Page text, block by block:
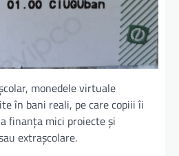
monedele virtuale
în bani reali, pe care copiii îi
finanța mici proiecte și
extrașcolare.